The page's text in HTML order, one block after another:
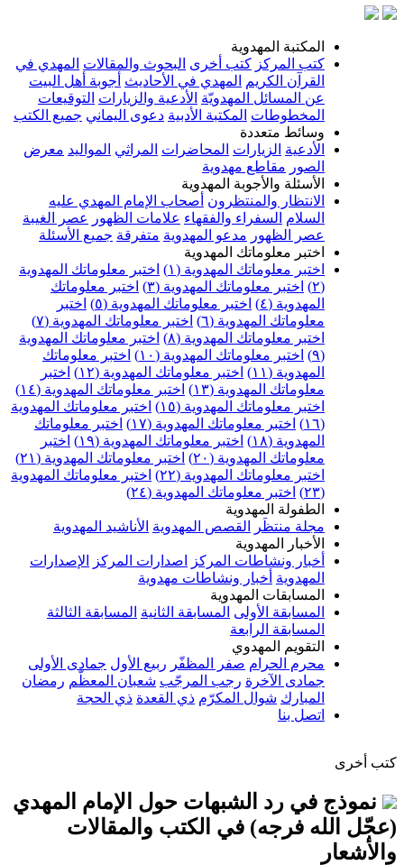
المكتبة المهدوية
كتب المركز كتب أخرى البحوث والمقالات المهدي في
القرآن الكريم
المهدي في الأحاديث أجوبة أهل البيت
عن المسائل المهدويّة الأدعية والزيارات التوقيعات
المخطوطات المكتبة الأدبية دعوى اليماني جميع الكتب
وسائط متعددة
الأدعية الزيارات المحاضرات المراثي المواليد معرض
الصور مقاطع مهدوية
الأسئلة والأجوبة المهدوية
الانتظار والمنتظرون أصحاب الإمام المهدي عليه
السلام السفراء والفقهاء علامات الظهور
عصر الغيبة
عصر الظهور مدعو المهدوية متفرقة جميع الأسئلة
اختبر معلوماتك المهدوية
اختبر معلوماتك المهدوية (١)
اختبر معلوماتك المهدوية
(٢)
اختبر معلوماتك المهدوية (٣)
اختبر معلوماتك
المهدوية (٤)
اختبر معلوماتك المهدوية (٥)
اختبر
معلوماتك المهدوية (٦)
اختبر معلوماتك المهدوية (٧)
اختبر معلوماتك المهدوية (٨)
اختبر معلوماتك المهدوية
(٩)
اختبر معلوماتك المهدوية (١٠)
اختبر معلوماتك
المهدوية (١١)
اختبر معلوماتك المهدوية (١٢)
اختبر
معلوماتك المهدوية (١٣)
اختبر معلوماتك المهدوية (١٤)
اختبر معلوماتك المهدوية (١٥)
اختبر معلوماتك المهدوية
(١٦)
اختبر معلوماتك المهدوية (١٧)
اختبر معلوماتك
المهدوية (١٨)
اختبر معلوماتك المهدوية (١٩)
اختبر
معلوماتك المهدوية (٢٠)
اختبر معلوماتك المهدوية (٢١)
اختبر معلوماتك المهدوية (٢٢)
اختبر معلوماتك المهدوية
(٢٣)
اختبر معلوماتك المهدوية (٢٤)
الطفولة المهدوية
مجلة منتظَر
القصص المهدوية الأناشيد المهدوية
الأخبار المهدوية
أخبار ونشاطات المركز
اصدارات المركز
الإصدارات
المهدوية أخبار ونشاطات مهدوية
المسابقات المهدوية
المسابقة الأولى المسابقة الثانية المسابقة الثالثة
المسابقة الرابعة
التقويم المهدوي
محرم الحرام صفر المظفّر ربيع الأول جمادى الأولى
جمادى الآخرة رجب المرجّب شعبان المعظّم رمضان
المبارك شوال المكرّم ذي القعدة ذي الحجة
اتصل بنا
كتب أخرى
نموذج في رد الشبهات حول الإمام المهدي
(عجّل الله فرجه) في الكتب والمقالات
والأشعار